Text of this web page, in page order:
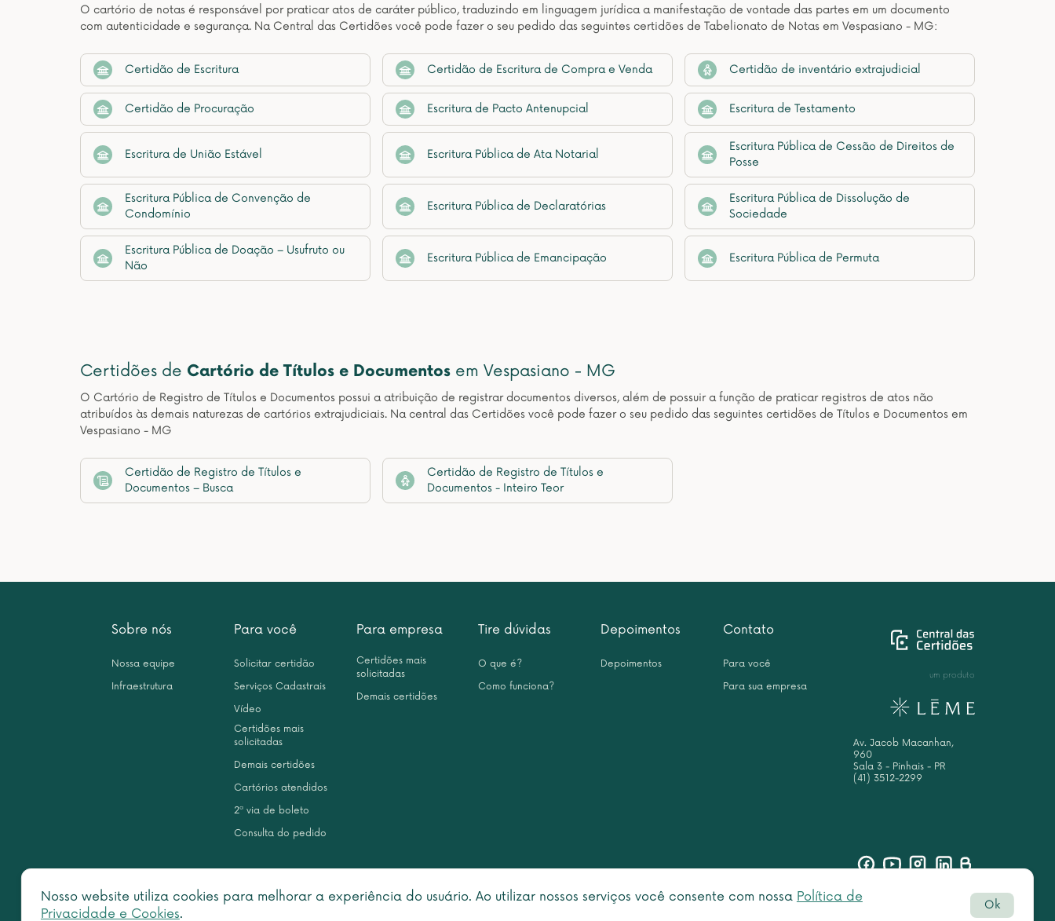
O cartório de notas é responsável por praticar atos de caráter público, traduzindo em linguagem jurídica a manifestação de vontade das partes em um documento
com autenticidade e segurança. Na Central das Certidões você pode fazer o seu pedido das seguintes certidões de Tabelionato de Notas em Vespasiano - MG:
Certidão de Escritura Certidão de Escritura de Compra e Venda Certidão de inventário extrajudicial
Certidão de Procuração Escritura de Pacto Antenupcial Escritura de Testamento
Escritura de União Estável Escritura Pública de Ata Notarial
Escritura Pública de Cessão de Direitos de
Posse
Escritura Pública de Convenção de
Condomínio
Escritura Pública de Declaratórias
Escritura Pública de Dissolução de
Sociedade
Escritura Pública de Doação – Usufruto ou
Não
Escritura Pública de Emancipação Escritura Pública de Permuta
Certidões de Cartório de Títulos e Documentos em Vespasiano - MG
O Cartório de Registro de Títulos e Documentos possui a atribuição de registrar documentos diversos, além de possuir a função de praticar registros de atos não
atribuídos às demais naturezas de cartórios extrajudiciais. Na central das Certidões você pode fazer o seu pedido das seguintes certidões de Títulos e Documentos em
Vespasiano - MG
Certidão de Registro de Títulos e
Documentos – Busca
Certidão de Registro de Títulos e
Documentos - Inteiro Teor
Nosso website utiliza cookies para melhorar a experiência do usuário. Ao utilizar nossos serviços você consente com nossa Política de
Privacidade e Cookies.
Ok
Sobre nós
Nossa equipe
Infraestrutura
Para você
Solicitar certidão
Serviços Cadastrais
Vídeo
Certidões mais
solicitadas
Demais certidões
Cartórios atendidos
2ª via de boleto
Consulta do pedido
Para empresa
Certidões mais
solicitadas
Demais certidões
Tire dúvidas
O que é?
Como funciona?
Depoimentos
Depoimentos
Contato
Para você
Para sua empresa
um produto
Av. Jacob Macanhan,
960
Sala 3 - Pinhais - PR
(41) 3512-2299
Botão